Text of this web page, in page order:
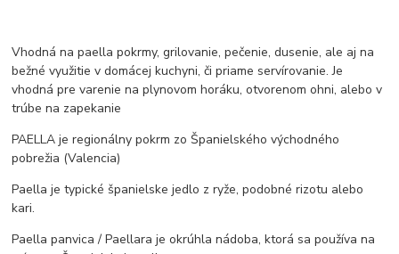
Vhodná na paella pokrmy, grilovanie, pečenie, dusenie, ale aj na
bežné využitie v domácej kuchyni, či priame servírovanie. Je
vhodná pre varenie na plynovom horáku, otvorenom ohni, alebo v
trúbe na zapekanie
PAELLA je regionálny pokrm zo Španielského východného
pobrežia (Valencia)
Paella je typické španielske jedlo z ryže, podobné rizotu alebo
kari.
Paella panvica / Paellara je okrúhla nádoba, ktorá sa používa na